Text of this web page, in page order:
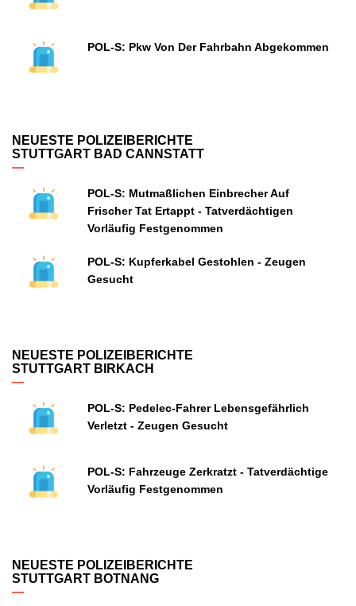
POL-S: Pkw Von Der Fahrbahn Abgekommen
NEUESTE POLIZEIBERICHTE
STUTTGART BAD CANNSTATT
POL-S: Mutmaßlichen Einbrecher Auf
Frischer Tat Ertappt - Tatverdächtigen
Vorläufig Festgenommen
POL-S: Kupferkabel Gestohlen - Zeugen
Gesucht
NEUESTE POLIZEIBERICHTE
STUTTGART BIRKACH
POL-S: Pedelec-Fahrer Lebensgefährlich
Verletzt - Zeugen Gesucht
POL-S: Fahrzeuge Zerkratzt - Tatverdächtige
Vorläufig Festgenommen
NEUESTE POLIZEIBERICHTE
STUTTGART BOTNANG